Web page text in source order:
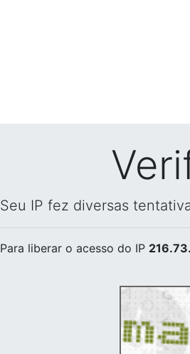
Seu IP fez diversas
Para liberar o acesso do IP